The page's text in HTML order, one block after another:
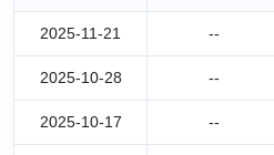
2025-11-21 --
2025-10-28 --
2025-10-17 --